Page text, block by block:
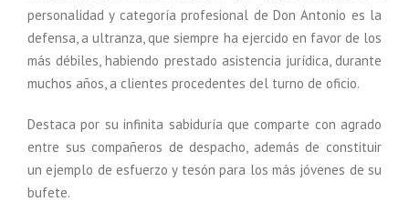
personalidad y categoría profesional de Don Antonio es la
defensa, a ultranza, que siempre ha ejercido en favor de los
más débiles, habiendo prestado asistencia jurídica, durante
muchos años, a clientes procedentes del turno de oficio.
Destaca por su infinita sabiduría que comparte con agrado
entre sus compañeros de despacho, además de constituir
un ejemplo de esfuerzo y tesón para los más jóvenes de su
bufete.